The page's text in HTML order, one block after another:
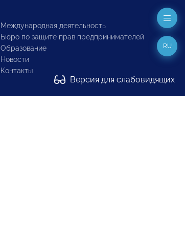
Международная деятельность
Бюро по защите прав предпринимателей
Образование
Новости
Контакты
Версия для слабовидящих
RU